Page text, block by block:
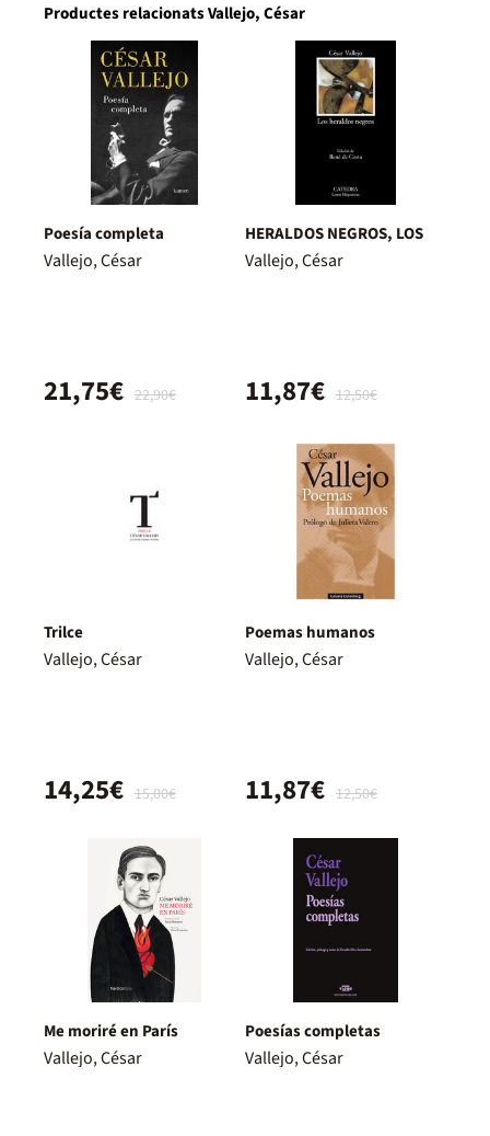
Productes relacionats Vallejo, César
Poesía completa
Vallejo, César
22,90€
21,75€
HERALDOS NEGROS, LOS
Vallejo, César
12,50€
11,87€
Trilce
Vallejo, César
15,00€
14,25€
Poemas humanos
Vallejo, César
12,50€
11,87€
Me moriré en París
Vallejo, César
Poesías completas
Vallejo, César